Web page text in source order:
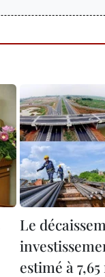
Le
estimé à